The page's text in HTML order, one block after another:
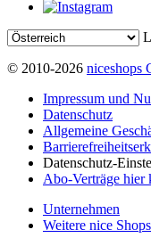
© 2010-2026 niceshops
Impressum und
Datenschutz
Allgemeine
Datenschutz-
Abo-Verträge hier
Unternehmen
Weitere nice Shops